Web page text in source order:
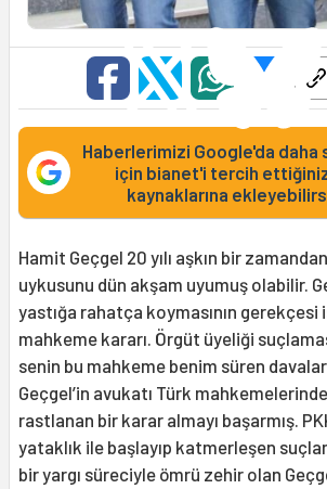
Haberlerimizi Google'da daha
için bianet'i tercih
kaynaklarına
Hamit Geçgel 20 yılı aşkın bir
uykusunu dün akşam uyumuş olabilir.
yastığa rahatça koymasının gerekçesi
mahkeme kararı. Örgüt üyeliği
senin bu mahkeme benim süren
Geçgel’in avukatı Türk
rastlanan bir karar almayı başarmış.
yataklık ile başlayıp katmerleşen
bir yargı süreciyle ömrü zehir olan